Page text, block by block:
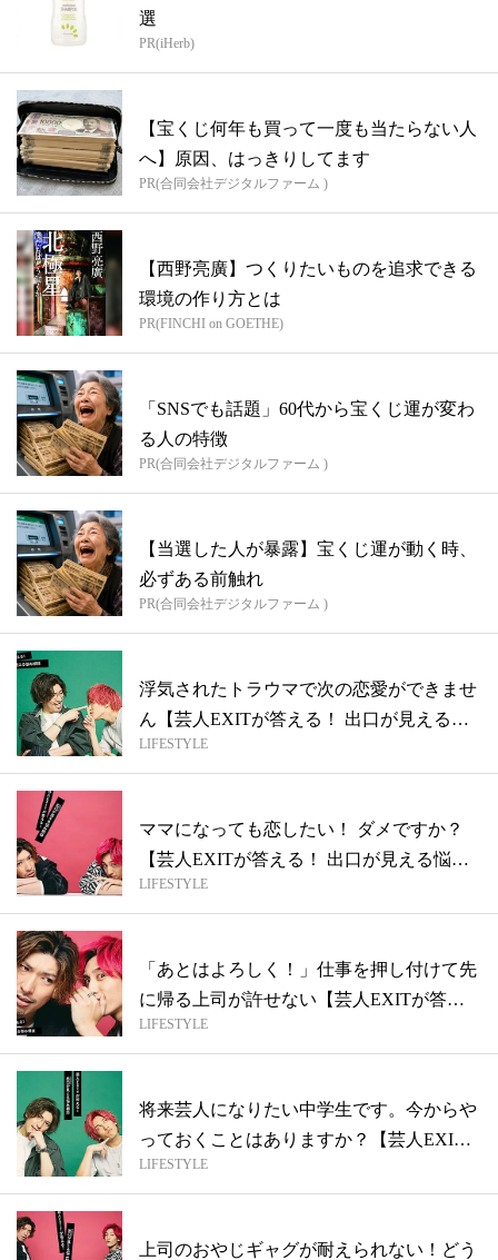
選
PR(iHerb)
【宝くじ何年も買って一度も当たらない人
へ】原因、はっきりしてます
PR(合同会社デジタルファーム )
【西野亮廣】つくりたいものを追求できる
環境の作り方とは
PR(FINCHI on GOETHE)
「SNSでも話題」60代から宝くじ運が変わ
る人の特徴
PR(合同会社デジタルファーム )
【当選した人が暴露】宝くじ運が動く時、
必ずある前触れ
PR(合同会社デジタルファーム )
浮気されたトラウマで次の恋愛ができませ
ん【芸人EXITが答える！ 出口が見える
悩...
LIFESTYLE
ママになっても恋したい！ ダメですか？
【芸人EXITが答える！ 出口が見える悩
み...
LIFESTYLE
「あとはよろしく！」仕事を押し付けて先
に帰る上司が許せない【芸人EXITが答え
る...
LIFESTYLE
将来芸人になりたい中学生です。今からや
っておくことはありますか？【芸人EXIT
が...
LIFESTYLE
上司のおやじギャグが耐えられない！どう